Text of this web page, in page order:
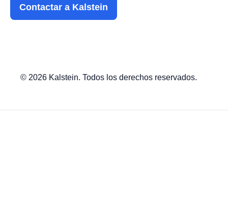
Contactar a Kalstein
© 2026 Kalstein. Todos los derechos reservados.